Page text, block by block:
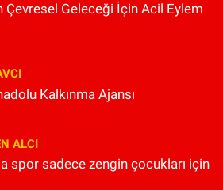
Çevresel Geleceği İçin Acil Eylem
Kalkınma Ajansı
ALCI
spor sadece zengin çocukları için